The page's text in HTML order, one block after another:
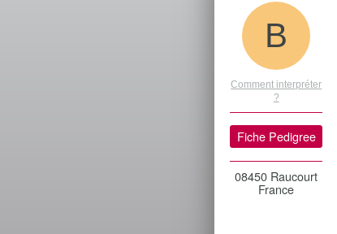
B
Comment interpréter
?
Fiche Pedigree
08450 Raucourt
France